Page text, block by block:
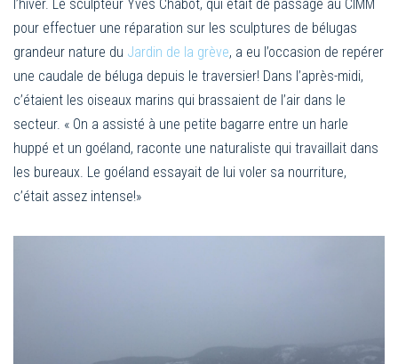
l’hiver. Le sculpteur Yves Chabot, qui était de passage au CIMM
pour effectuer une réparation sur les sculptures de bélugas
grandeur nature du Jardin de la grève, a eu l’occasion de repérer
une caudale de béluga depuis le traversier! Dans l’après-midi,
c’étaient les oiseaux marins qui brassaient de l’air dans le
secteur. « On a assisté à une petite bagarre entre un harle
huppé et un goéland, raconte une naturaliste qui travaillait dans
les bureaux. Le goéland essayait de lui voler sa nourriture,
c’était assez intense!»